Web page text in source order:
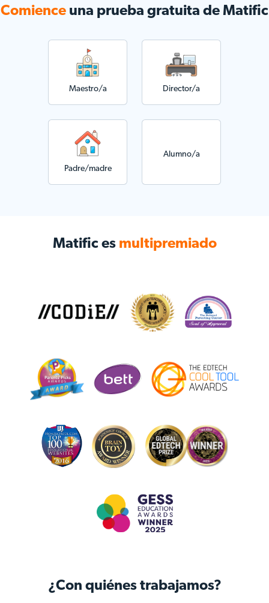
Comience una prueba gratuita de Matific
Maestro/a Director/a
Padre/madre
Alumno/a
Matific es multipremiado
¿Con quiénes trabajamos?